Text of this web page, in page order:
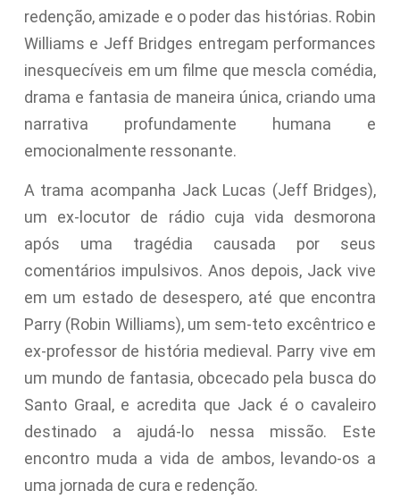
redenção, amizade e o poder das histórias. Robin
Williams e Jeff Bridges entregam performances
inesquecíveis em um filme que mescla comédia,
drama e fantasia de maneira única, criando uma
narrativa profundamente humana e
emocionalmente ressonante.
A trama acompanha Jack Lucas (Jeff Bridges),
um ex-locutor de rádio cuja vida desmorona
após uma tragédia causada por seus
comentários impulsivos. Anos depois, Jack vive
em um estado de desespero, até que encontra
Parry (Robin Williams), um sem-teto excêntrico e
ex-professor de história medieval. Parry vive em
um mundo de fantasia, obcecado pela busca do
Santo Graal, e acredita que Jack é o cavaleiro
destinado a ajudá-lo nessa missão. Este
encontro muda a vida de ambos, levando-os a
uma jornada de cura e redenção.